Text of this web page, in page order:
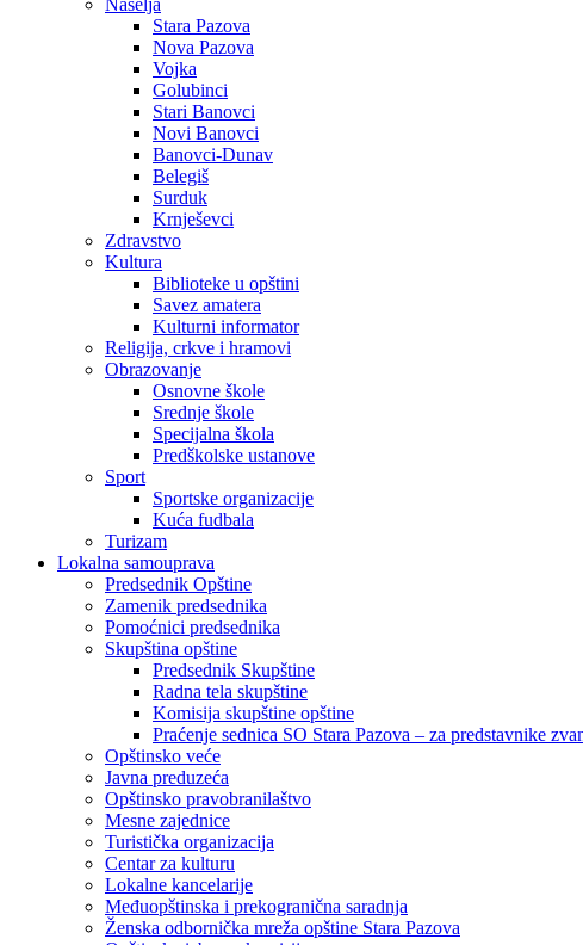
Stara Pazova
Nova Pazova
Vojka
Golubinci
Stari Banovci
Novi Banovci
Banovci-Dunav
Belegiš
Surduk
Krnješevci
Zdravstvo
Kultura
Biblioteke u opštini
Savez amatera
Kulturni informator
Religija, crkve i hramovi
Obrazovanje
Osnovne škole
Srednje škole
Specijalna škola
Predškolske ustanove
Sport
Sportske organizacije
Kuća fudbala
Turizam
Lokalna samouprava
Predsednik Opštine
Zamenik predsednika
Pomoćnici predsednika
Skupština opštine
Predsednik Skupštine
Radna tela skupštine
Komisija skupštine opštine
Praćenje sednica SO Stara Pazova – za predstavnike
Opštinsko veće
Javna preduzeća
Opštinsko pravobranilaštvo
Mesne zajednice
Turistička organizacija
Centar za kulturu
Lokalne kancelarije
Međuopštinska i prekogranična saradnja
Ženska odbornička mreža opštine Stara Pazova